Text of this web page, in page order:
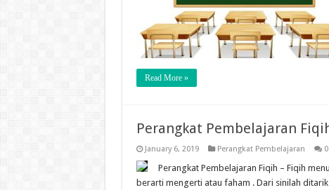
Read More »
Perangkat Pembelajaran
January 6, 2019 Perangkat Pembelajaran 0
Perangkat Pembelajaran Fiqih – Fiqih
berarti mengerti atau faham . Dari sinilah